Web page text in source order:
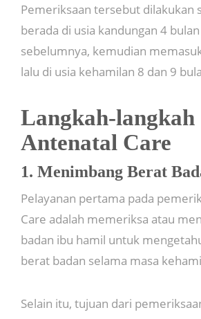
Pemeriksaan tersebut dilakukan
berada di usia kandungan 4
sebelumnya, kemudian
lalu di usia kehamilan 8 dan 9
Langkah-langkah
Antenatal Care
1. Menimbang Berat
Pelayanan pertama pada
Care adalah memeriksa atau
badan ibu hamil untuk
berat badan selama masa
Selain itu, tujuan dari